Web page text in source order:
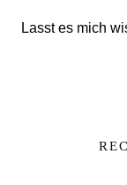
Lasst es mich